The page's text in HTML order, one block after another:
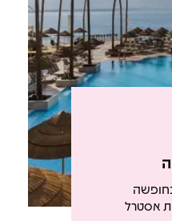
אסטרל